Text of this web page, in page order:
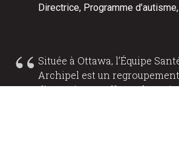
Directrice, Programme
Située à Ottawa, l’Équipe
Archipel est un regroupement
d’organismes offrant des